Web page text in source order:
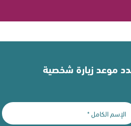
موعد زيارة شخصية